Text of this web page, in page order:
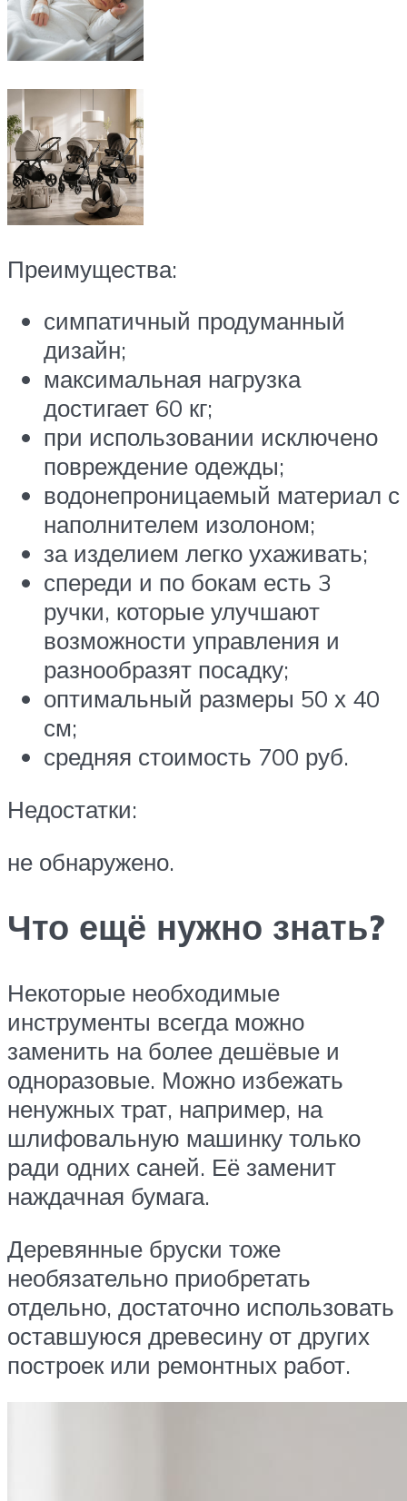
Преимущества:
симпатичный продуманный
дизайн;
максимальная нагрузка
достигает 60 кг;
при использовании исключено
повреждение одежды;
водонепроницаемый материал с
наполнителем изолоном;
за изделием легко ухаживать;
спереди и по бокам есть 3
ручки, которые улучшают
возможности управления и
разнообразят посадку;
оптимальный размеры 50 х 40
см;
средняя стоимость 700 руб.
Недостатки:
не обнаружено.
Что ещё нужно знать?
Некоторые необходимые
инструменты всегда можно
заменить на более дешёвые и
одноразовые. Можно избежать
ненужных трат, например, на
шлифовальную машинку только
ради одних саней. Её заменит
наждачная бумага.
Деревянные бруски тоже
необязательно приобретать
отдельно, достаточно использовать
оставшуюся древесину от других
построек или ремонтных работ.